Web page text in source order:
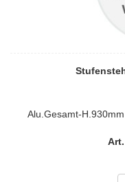
Alu.Gesamt-